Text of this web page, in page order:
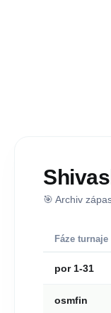
🎯 Archiv
Fáze turnaje
por 1-31
osmfin